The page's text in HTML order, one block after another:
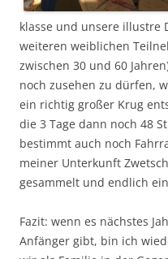
klasse und unsere illustre
weiteren weiblichen
zwischen 30 und 60
noch zusehen zu dürfen,
ein richtig großer Krug
die 3 Tage dann noch 48
bestimmt auch noch
meiner Unterkunft
gesammelt und endlich
Fazit: wenn es nächstes
Anfänger gibt, bin ich